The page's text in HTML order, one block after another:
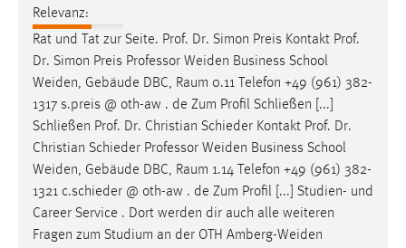
Relevanz:
Rat und Tat zur Seite. Prof. Dr. Simon Preis Kontakt Prof.
Dr. Simon Preis Professor Weiden Business School
Weiden, Gebäude DBC, Raum 0.11 Telefon +49 (961) 382-
1317 s.preis @ oth-aw . de Zum Profil Schließen [...]
Schließen Prof. Dr. Christian Schieder Kontakt Prof. Dr.
Christian Schieder Professor Weiden Business School
Weiden, Gebäude DBC, Raum 1.14 Telefon +49 (961) 382-
1321 c.schieder @ oth-aw . de Zum Profil [...] Studien- und
Career Service . Dort werden dir auch alle weiteren
Fragen zum Studium an der OTH Amberg-Weiden